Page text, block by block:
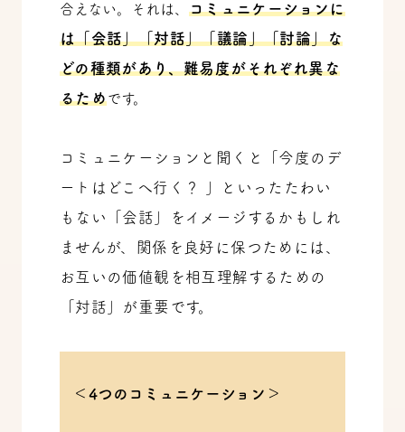
合えない。それは、 コミュニケーションに
は「会話」「対話」「議論」「討論」な
どの種類があり、難易度がそれぞれ異な
るためです。
コミュニケーションと聞くと「今度のデ
ートはどこへ行く？ 」といったたわい
もない「会話」をイメージするかもしれ
ませんが、関係を良好に保つためには、
お互いの価値観を相互理解するための
「対話」が重要です。
＜4つのコミュニケーション＞